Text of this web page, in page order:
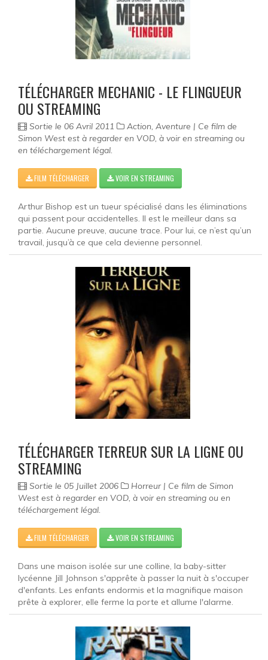
TÉLÉCHARGER MECHANIC - LE FLINGUEUR
OU STREAMING
Sortie le 06 Avril 2011
Action, Aventure | Ce film de
Simon West est à regarder en VOD, à voir en streaming ou
en téléchargement légal.
FILM TÉLÉCHARGER VOIR EN STREAMING
Arthur Bishop est un tueur spécialisé dans les éliminations
qui passent pour accidentelles. Il est le meilleur dans sa
partie. Aucune preuve, aucune trace. Pour lui, ce n’est qu’un
travail, jusqu’à ce que cela devienne personnel.
TÉLÉCHARGER TERREUR SUR LA LIGNE OU
STREAMING
Sortie le 05 Juillet 2006
Horreur | Ce film de Simon
West est à regarder en VOD, à voir en streaming ou en
téléchargement légal.
FILM TÉLÉCHARGER VOIR EN STREAMING
Dans une maison isolée sur une colline, la baby-sitter
lycéenne Jill Johnson s'apprête à passer la nuit à s'occuper
d'enfants. Les enfants endormis et la magnifique maison
prête à explorer, elle ferme la porte et allume l'alarme.